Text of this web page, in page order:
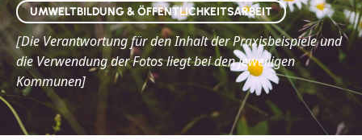
UMWELTBILDUNG & ÖFFENTLICHKEITSARBEIT
[DieVerantwortung für den Inhalt der Praxisbeispiele und
die Verwendung der Fotos liegt bei den jeweiligen
Kommunen]